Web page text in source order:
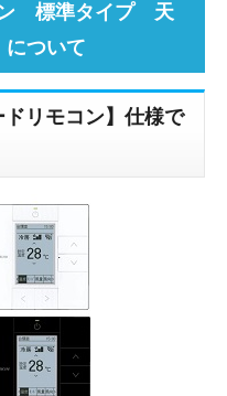
標準タイプ 天
ついて
リモコン】仕様で